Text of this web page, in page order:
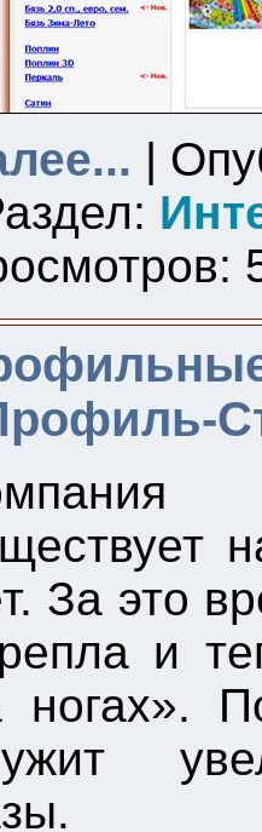
|
За это
и
ногах».